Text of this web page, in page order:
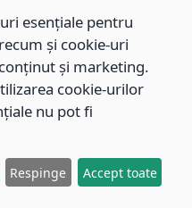
Brasov, ROMANIA
esențiale pentru
și cookie-uri
și marketing.
cookie-urilor
nu pot fi
Respinge Accept toate